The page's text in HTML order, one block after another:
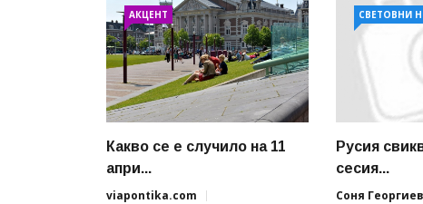
АКЦЕНТ
Какво се е случило на 11
апри...
viapontika.com
СВЕТОВНИ
Русия
сесия...
Соня